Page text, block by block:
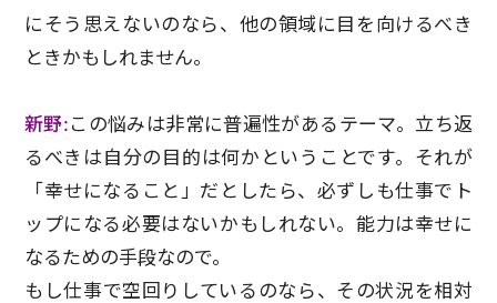
にそう思えないのなら、他の領域に目を向けるべき
ときかもしれません。
新野: この悩みは非常に普遍性があるテーマ。立ち返
るべきは自分の目的は何かということです。それが
「幸せになること」だとしたら、必ずしも仕事でト
ップになる必要はないかもしれない。能力は幸せに
なるための手段なので。
もし仕事で空回りしているのなら、その状況を相対